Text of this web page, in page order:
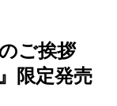
ご挨拶
限定発売